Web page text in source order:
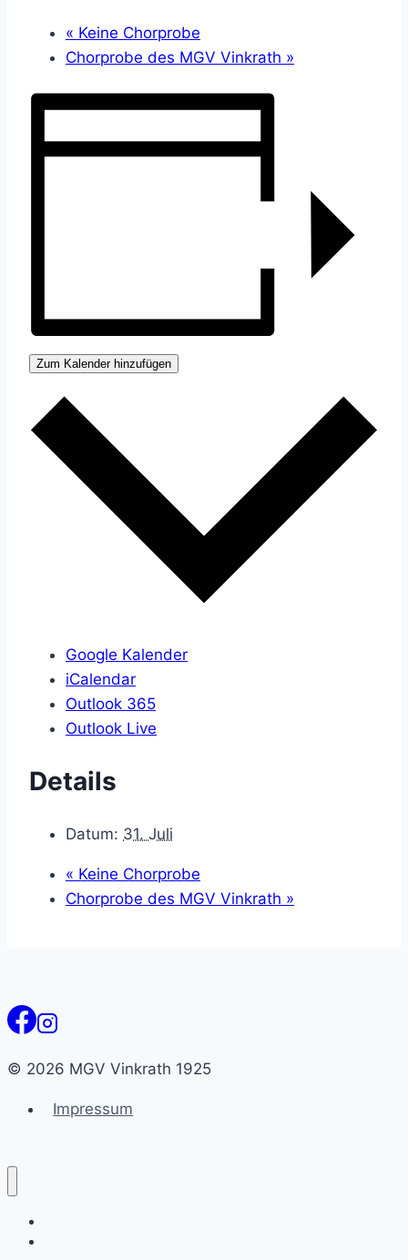
« Keine Chorprobe
Chorprobe des MGV Vinkrath »
Zum Kalender hinzufügen
Google Kalender
iCalendar
Outlook 365
Outlook Live
Details
Datum: 31. Juli
« Keine Chorprobe
Chorprobe des MGV Vinkrath »
© 2026 MGV Vinkrath 1925
Impressum